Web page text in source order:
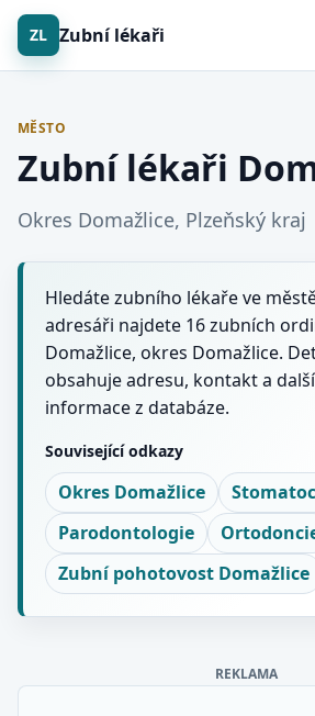
ZL Zubní lékaři
MĚSTO
Zubní lékaři
Okres Domažlice, Plzeňský kraj
Hledáte zubního lékaře ve
adresáři najdete 16 zubních
Domažlice, okres Domažlice.
obsahuje adresu, kontakt a
informace z databáze.
Související odkazy
Okres Domažlice
Parodontologie
Zubní pohotovost Domažlice
REKLAMA